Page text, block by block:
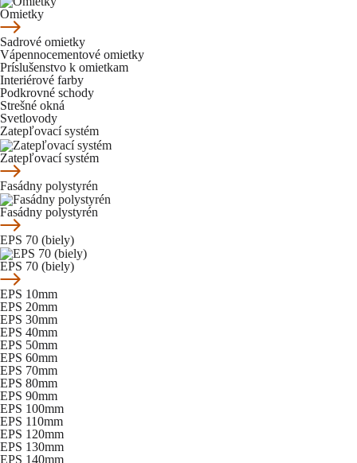
Omietky
Sadrové omietky
Vápennocementové omietky
Príslušenstvo k omietkam
Interiérové farby
Podkrovné schody
Strešné okná
Svetlovody
Zatepľovací systém
Zatepľovací systém
Fasádny polystyrén
Fasádny polystyrén
EPS 70 (biely)
EPS 70 (biely)
EPS 10mm
EPS 20mm
EPS 30mm
EPS 40mm
EPS 50mm
EPS 60mm
EPS 70mm
EPS 80mm
EPS 90mm
EPS 100mm
EPS 110mm
EPS 120mm
EPS 130mm
EPS 140mm